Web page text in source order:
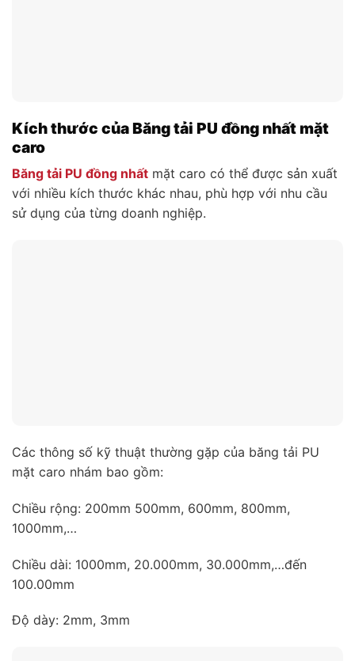
Kích thước của Băng tải PU đồng nhất mặt
caro
Băng tải PU đồng nhất mặt caro có thể được sản xuất
với nhiều kích thước khác nhau, phù hợp với nhu cầu
sử dụng của từng doanh nghiệp.
Các thông số kỹ thuật thường gặp của băng tải PU
mặt caro nhám bao gồm:
Chiều rộng: 200mm 500mm, 600mm, 800mm,
1000mm,…
Chiều dài: 1000mm, 20.000mm, 30.000mm,…đến
100.00mm
Độ dày: 2mm, 3mm